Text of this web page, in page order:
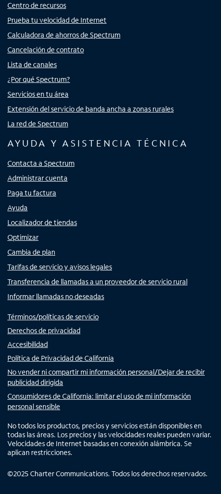
Centro de recursos
Prueba tu velocidad de Internet
Calculadora de ahorros de Spectrum
Cancelación de contrato
Lista de canales
¿Por qué Spectrum?
Servicios en tu área
Extensión del servicio de banda ancha a zonas rurales
La red de Spectrum
AYUDA Y ASISTENCIA TÉCNICA
Contacta a Spectrum
Administrar cuenta
Paga tu factura
Ayuda
Localizador de tiendas
Optimizar
Cambia de plan
Tarifas de servicio y avisos legales
Transferencia de llamadas a un proveedor de servicio rural
Informar llamadas no deseadas
Términos/políticas de servicio
Derechos de privacidad
Accesibilidad
Política de Privacidad de California
No vender ni compartir mi información personal/Dejar de recibir
publicidad dirigida
Consumidores de California: limitar el uso de mi información
personal sensible
No todos los productos, precios y servicios están disponibles en
todas las áreas. Los precios y las velocidades reales pueden variar.
Velocidades de Internet basadas en conexión alámbrica. Se
aplican restricciones.
©2025 Charter Communications. Todos los derechos reservados.